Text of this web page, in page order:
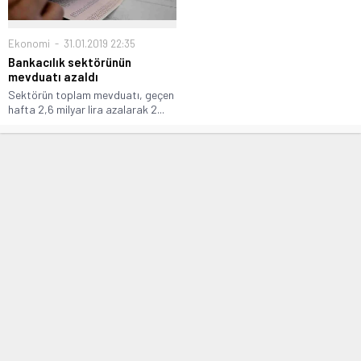
Ekonomi 31.01.2019 22:35
Bankacılık sektörünün
mevduatı azaldı
Sektörün toplam mevduatı, geçen
hafta 2,6 milyar lira azalarak 2...